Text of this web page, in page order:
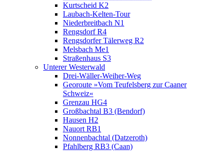
Kurtscheid K2
Laubach-Kelten-Tour
Niederbreitbach N1
Rengsdorf R4
Rengsdorfer Tälerweg R2
Melsbach Me1
Straßenhaus S3
Unterer Westerwald
Drei-Wäller-Weiher-Weg
Georoute »Vom Teufelsberg zur Caaner
Schweiz«
Grenzau HG4
Großbachtal B3 (Bendorf)
Hausen H2
Nauort RB1
Nonnenbachtal (Datzeroth)
Pfahlberg RB3 (Caan)